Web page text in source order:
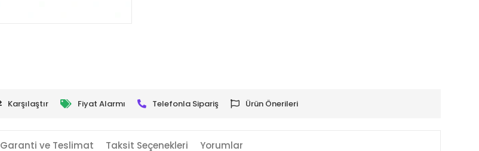
Karşılaştır Fiyat Alarmı Telefonla Sipariş Ürün Önerileri
Garanti ve Teslimat Taksit Seçenekleri Yorumlar